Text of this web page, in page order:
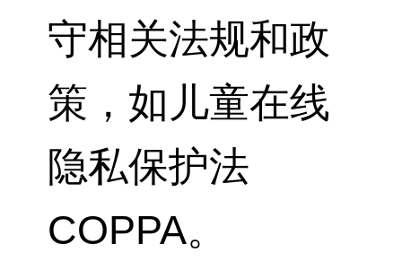
守相关法规和政
策，如儿童在线
隐私保护法
COPPA。